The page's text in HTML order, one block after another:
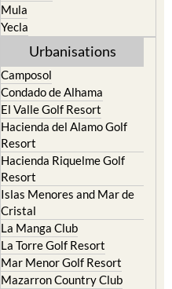
Mula
Yecla
Urbanisations
Camposol
Condado de Alhama
El Valle Golf Resort
Hacienda del Alamo Golf
Resort
Hacienda Riquelme Golf
Resort
Islas Menores and Mar de
Cristal
La Manga Club
La Torre Golf Resort
Mar Menor Golf Resort
Mazarron Country Club